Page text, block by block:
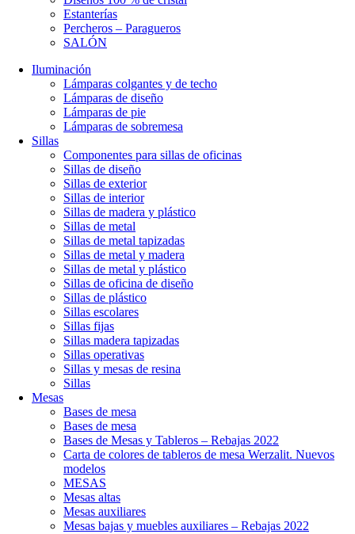
Estanterías
Percheros – Paragueros
SALÓN
Iluminación
Lámparas colgantes y de techo
Lámparas de diseño
Lámparas de pie
Lámparas de sobremesa
Sillas
Componentes para sillas de oficinas
Sillas de diseño
Sillas de exterior
Sillas de interior
Sillas de madera y plástico
Sillas de metal
Sillas de metal tapizadas
Sillas de metal y madera
Sillas de metal y plástico
Sillas de oficina de diseño
Sillas de plástico
Sillas escolares
Sillas fijas
Sillas madera tapizadas
Sillas operativas
Sillas y mesas de resina
Sillas
Mesas
Bases de mesa
Bases de mesa
Bases de Mesas y Tableros – Rebajas 2022
Carta de colores de tableros de mesa Werzalit. Nuevos
modelos
MESAS
Mesas altas
Mesas auxiliares
Mesas bajas y muebles auxiliares – Rebajas 2022